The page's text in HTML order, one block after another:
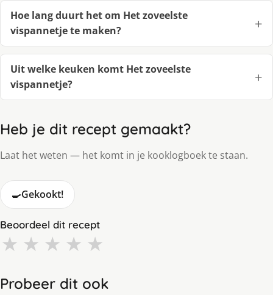
Hoe lang duurt het om Het zoveelste
vispannetje te maken?
Uit welke keuken komt Het zoveelste
vispannetje?
Heb je dit recept gemaakt?
Laat het weten — het komt in je kooklogboek te staan.
🍳Gekookt!
Beoordeel dit recept
★ ★ ★ ★ ★
Probeer dit ook